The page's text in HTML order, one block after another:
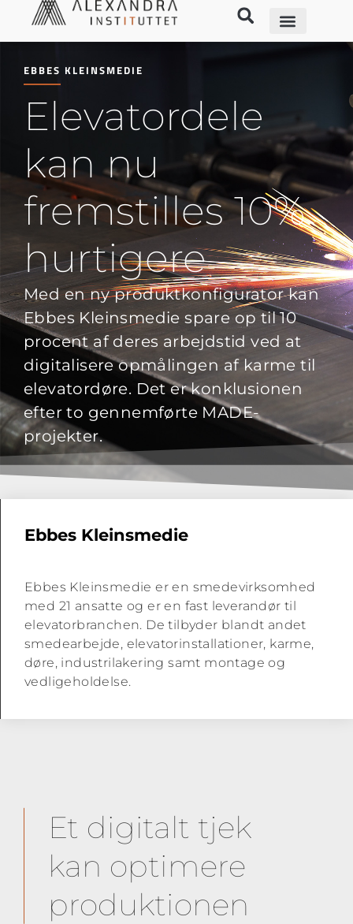
EBBES KLEINSMEDIE
Elevatordele
kan nu
fremstilles 10%
hurtigere
Med en ny produktkonfigurator kan
Ebbes Kleinsmedie spare op til 10
procent af deres arbejdstid ved at
digitalisere opmålingen af karme til
elevatordøre. Det er konklusionen
efter to gennemførte MADE-
projekter.
Ebbes Kleinsmedie
Ebbes Kleinsmedie er en smedevirksomhed
med 21 ansatte og er en fast leverandør til
elevatorbranchen. De tilbyder blandt andet
smedearbejde, elevatorinstallationer, karme,
døre, industrilakering samt montage og
vedligeholdelse.
Et digitalt tjek
kan optimere
produktionen